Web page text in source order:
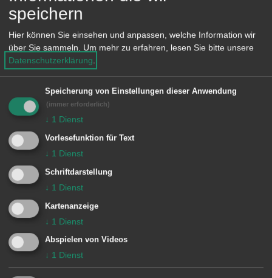
Bushaltestellen müssen verlegt
werden. Details werden über die
Tagespresse bekannt gegeben.
In derLimesstraße
haben die Stadtwerke Wasser- und
Stromleitungen erneuert. Die
Bauarbeiten der Stadtwerke wurden
Ende Juli fertig gestellt. Ab Mitte
August schließt sich eine
Belagssanierung an. Dazu sind bis
Mitte September im Bereich westlich
des Hohholzweges Teilsperrungen
erforderlich.
Neubau VR-Bank. Aufgrund der
speichern
Hier können Sie einsehen und anpassen, welche Information wir
über Sie sammeln. Um mehr zu erfahren, lesen Sie bitte unsere
Datenschutzerklärung.
Speicherung von Einstellungen dieser Anwendung
(immer erforderlich)
↓ 1 Dienst
Vorlesefunktion für Text
↓ 1 Dienst
Schriftdarstellung
↓ 1 Dienst
Kartenanzeige
↓ 1 Dienst
Abspielen von Videos
↓ 1 Dienst